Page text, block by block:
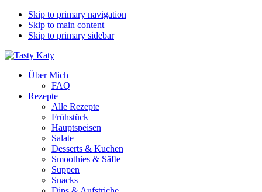
Skip to primary navigation
Skip to main content
Skip to primary sidebar
Über Mich
FAQ
Rezepte
Alle Rezepte
Frühstück
Hauptspeisen
Salate
Desserts & Kuchen
Smoothies & Säfte
Suppen
Snacks